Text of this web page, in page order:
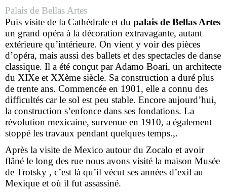
Palais de Bellas Artes
Puis visite de la Cathédrale et du palais de Bellas Artes
un grand opéra à la décoration extravagante, autant
extérieure qu’intérieure. On vient y voir des pièces
d’opéra, mais aussi des ballets et des spectacles de danse
classique. Il a été conçut par Adamo Boari, un architecte
du XIXe et XXème siècle. Sa construction a duré plus
de trente ans. Commencée en 1901, elle a connu des
difficultés car le sol est peu stable. Encore aujourd’hui,
la construction s’enfonce dans ses fondations. La
révolution mexicaine, survenue en 1910, a également
stoppé les travaux pendant quelques temps.,.
Après la visite de Mexico autour du Zocalo et avoir
flâné le long des rue nous avons visité la maison Musée
de Trotsky , c’est là qu’il vécut ses années d’exil au
Mexique et où il fut assassiné.